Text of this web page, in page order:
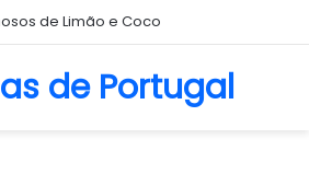
de Portugal